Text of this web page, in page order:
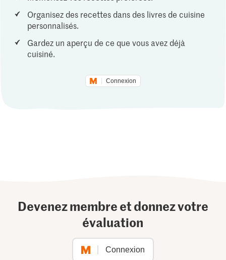
Organisez des recettes dans des livres de cuisine
personnalisés.
Gardez un aperçu de ce que vous avez déjà
cuisiné.
Connexion
Devenez membre et donnez votre
évaluation
Connexion